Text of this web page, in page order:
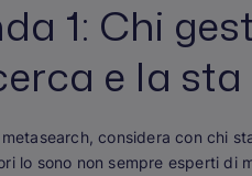
1: Chi
e la
considera con chi
lo sono non sempre esperti di